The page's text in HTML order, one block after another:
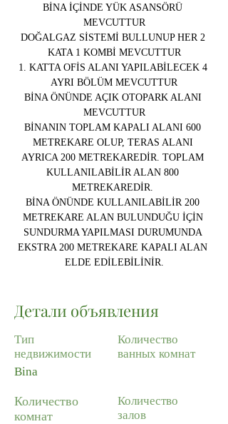
BİNA İÇİNDE YÜK ASANSÖRÜ
MEVCUTTUR
DOĞALGAZ SİSTEMİ BULLUNUP HER 2
KATA 1 KOMBİ MEVCUTTUR
1. KATTA OFİS ALANI YAPILABİLECEK 4
AYRI BÖLÜM MEVCUTTUR
BİNA ÖNÜNDE AÇIK OTOPARK ALANI
MEVCUTTUR
BİNANIN TOPLAM KAPALI ALANI 600
METREKARE OLUP, TERAS ALANI
AYRICA 200 METREKAREDİR. TOPLAM
KULLANILABİLİR ALAN 800
METREKAREDİR.
BİNA ÖNÜNDE KULLANILABİLİR 200
METREKARE ALAN BULUNDUĞU İÇİN
SUNDURMA YAPILMASI DURUMUNDA
EKSTRA 200 METREKARE KAPALI ALAN
ELDE EDİLEBİLİNİR.
Детали объявления
Тип
недвижимости
Bina
Количество
комнат
Количество
ванных комнат
Количество
залов